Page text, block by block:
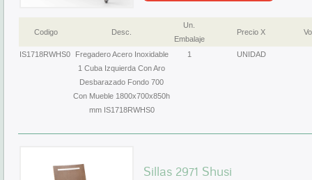
Codigo Desc.
Un.
Embalaje
Precio X
IS1718RWHS0
Fregadero Acero Inoxidable
1 Cuba Izquierda Con Aro
Desbarazado Fondo 700
Con Mueble 1800x700x850h
mm IS1718RWHS0
1 UNIDAD
Sillas 2971 Shusi